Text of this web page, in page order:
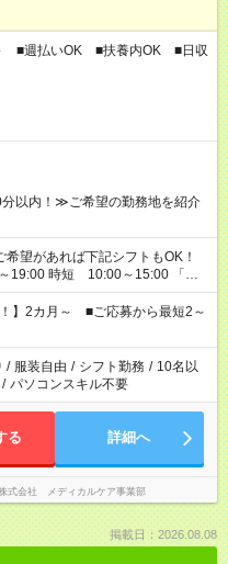
■週払いOK ■扶養内OK ■日収
以内！≫ご希望の勤務地を紹介
時短 10:00～15:00 「家
を持って夕飯の準備がしたい」
など、ご希望を教えてください
間。 合計で週40時間を超える場
！】2カ月～ ■ご応募から最短2～
/ 服装自由 / シフト勤務 / 10名以
/ パソコンスキル不要
る 詳細へ
式会社 メディカルケア事業部
掲載日：2026.08.08